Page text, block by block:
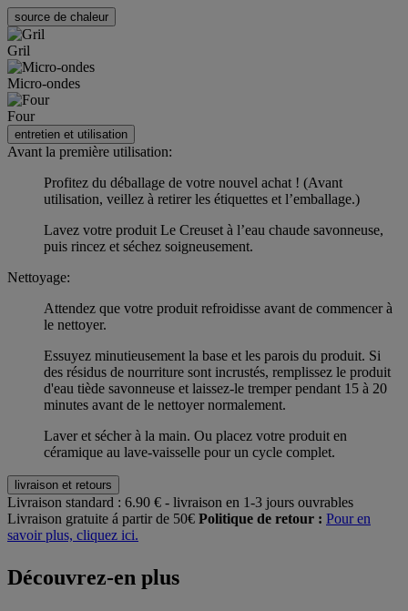
source de chaleur
Gril
Micro-ondes
Four
entretien et utilisation
Avant la première utilisation:
Profitez du déballage de votre nouvel achat ! (Avant
utilisation, veillez à retirer les étiquettes et l’emballage.)
Lavez votre produit Le Creuset à l’eau chaude savonneuse,
puis rincez et séchez soigneusement.
Nettoyage:
Attendez que votre produit refroidisse avant de commencer à
le nettoyer.
Essuyez minutieusement la base et les parois du produit. Si
des résidus de nourriture sont incrustés, remplissez le produit
d'eau tiède savonneuse et laissez-le tremper pendant 15 à 20
minutes avant de le nettoyer normalement.
Laver et sécher à la main. Ou placez votre produit en
céramique au lave-vaisselle pour un cycle complet.
livraison et retours
Livraison standard : 6.90 € - livraison en 1-3 jours ouvrables
Livraison gratuite á partir de 50€ Politique de retour : Pour en
savoir plus, cliquez ici.
Découvrez-en plus